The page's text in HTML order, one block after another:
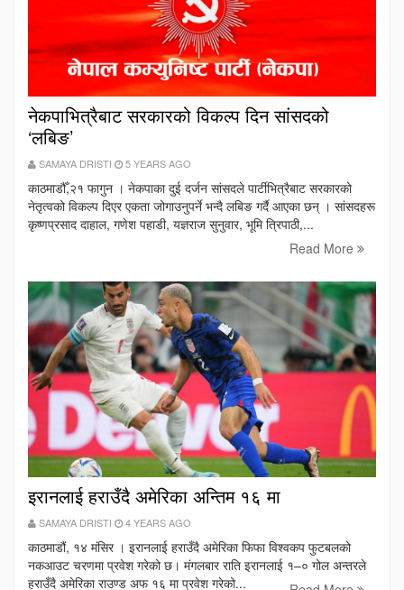
नेकपाभित्रैबाट सरकारको विकल्प दिन सांसदको
‘लबिङ’
SAMAYA DRISTI 5 YEARS AGO
काठमाडौँ,२१ फागुन । नेकपाका दुई दर्जन सांसदले पार्टीभित्रैबाट सरकारको
नेतृत्वको विकल्प दिएर एकता जोगाउनुपर्ने भन्दै लबिङ गर्दै आएका छन् । सांसदहरू
कृष्णप्रसाद दाहाल, गणेश पहाडी, यज्ञराज सुनुवार, भूमि त्रिपाठी,...
Read More
इरानलाई हराउँदै अमेरिका अन्तिम १६ मा
SAMAYA DRISTI 4 YEARS AGO
काठमाडौं, १४ मंसिर । इरानलाई हराउँदै अमेरिका फिफा विश्वकप फुटबलको
नकआउट चरणमा प्रवेश गरेको छ। मंगलबार राति इरानलाई १–० गोल अन्तरले
हराउँदै अमेरिका राउण्ड अफ १६ मा प्रवेश गरेको...